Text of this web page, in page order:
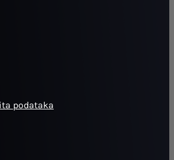
podataka